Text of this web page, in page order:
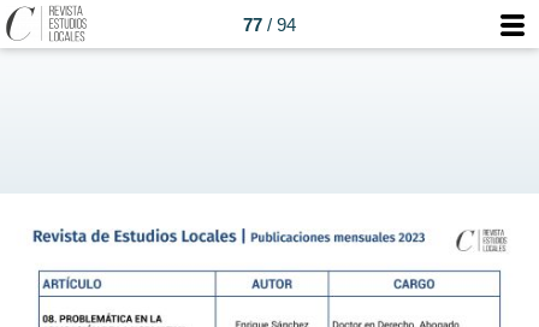
77 / 94